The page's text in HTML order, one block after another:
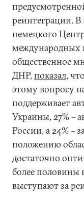
реинтеграции. В
немецкого
международных
общественное
ДНР, показал,
этому вопросу
поддерживает
Украины, 27% –
России, а 24% –
положению
достаточно
более половины
выступают за